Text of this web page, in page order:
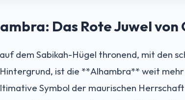
Das Rote Juwel von
dem Sabikah-Hügel thronend, mit den
ist die **Alhambra** weit
Symbol der maurischen